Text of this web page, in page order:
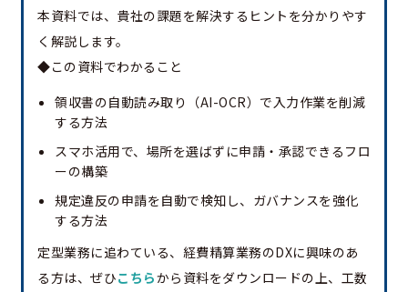
本資料では、貴社の課題を解決するヒントを分かりやす
く解説します。
◆この資料でわかること
領収書の自動読み取り（AI-OCR）で入力作業を削減
する方法
スマホ活用で、場所を選ばずに申請・承認できるフロ
ーの構築
規定違反の申請を自動で検知し、ガバナンスを強化
する方法
定型業務に追わている、経費精算業務のDXに興味のあ
る方は、ぜひこちらから資料をダウンロードの上、工数